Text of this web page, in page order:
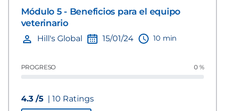
Módulo 5 - Beneficios para el equipo
veterinario
Hill's Global 15/01/24 10 min
PROGRESO 0 %
4.3 /5 | 10 Ratings